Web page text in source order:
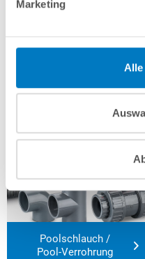
Marketing
Alle
Poolpumpen
Poolschlauch /
Pool-Verrohrung